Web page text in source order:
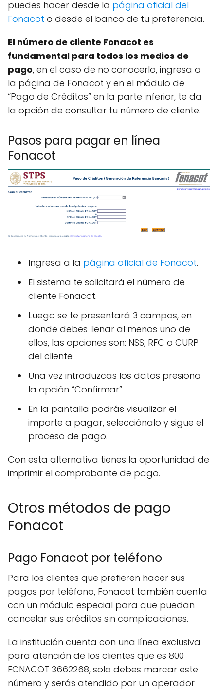
puedes hacer desde la página oficial del
Fonacot o desde el banco de tu preferencia.
El número de cliente Fonacot es
fundamental para todos los medios de
pago, en el caso de no conocerlo, ingresa a
la página de Fonacot y en el módulo de
“Pago de Créditos” en la parte inferior, te da
la opción de consultar tu número de cliente.
Pasos para pagar en línea
Fonacot
Ingresa a la página oficial de Fonacot.
El sistema te solicitará el número de
cliente Fonacot.
Luego se te presentará 3 campos, en
donde debes llenar al menos uno de
ellos, las opciones son: NSS, RFC o CURP
del cliente.
Una vez introduzcas los datos presiona
la opción “Confirmar”.
En la pantalla podrás visualizar el
importe a pagar, selecciónalo y sigue el
proceso de pago.
Con esta alternativa tienes la oportunidad de
imprimir el comprobante de pago.
Otros métodos de pago
Fonacot
Pago Fonacot por teléfono
Para los clientes que prefieren hacer sus
pagos por teléfono, Fonacot también cuenta
con un módulo especial para que puedan
cancelar sus créditos sin complicaciones.
La institución cuenta con una línea exclusiva
para atención de los clientes que es 800
FONACOT 3662268, solo debes marcar este
número y serás atendido por un operador